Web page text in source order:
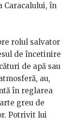
Caracalului, în
rolul salvator
de încetinire
de apă sau
au,
în reglarea
greu de
Potrivit lui